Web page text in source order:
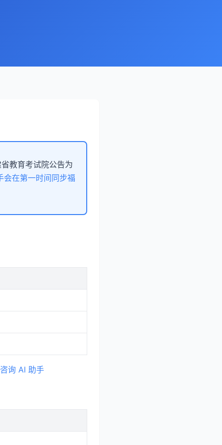
教育考试院公告为
在第一时间同步福
询 AI 助手